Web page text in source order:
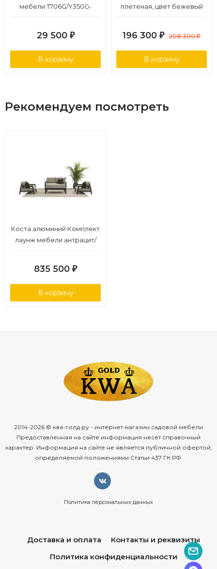
мебели T706G/Y350G-
29 500 ₽
В корзину
плетеная, цвет бежевый
196 300 ₽ 208 300₽
В корзину
Рекомендуем посмотреть
Коста алюминий Комплект
лаунж мебели антрацит/
835 500 ₽
В корзину
2014-2026 © ква-голд.ру - интернет магазин садовой мебели
Предоставленная на сайте информация несёт справочный
характер. Информация на сайте не является публичной офертой,
определяемой положениями Статьи 437 ГК РФ.
Политика персональных данных
Доставка и оплата
Контакты и реквизиты
Политика конфиденциальности